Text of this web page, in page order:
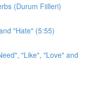
(Durum Fiilleri)
"Hate" (5:55)
"Like", "Love" and